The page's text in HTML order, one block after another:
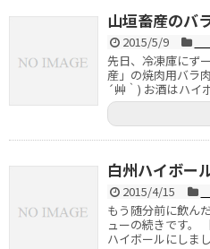
山垣畜産のバ
2015/5/9
先日、冷凍庫にず
産」の焼肉用バラ
´艸｀) お酒はハイ
白州ハイボー
2015/4/15
もう随分前に飲ん
ューの続きです。
ハイボールにしま